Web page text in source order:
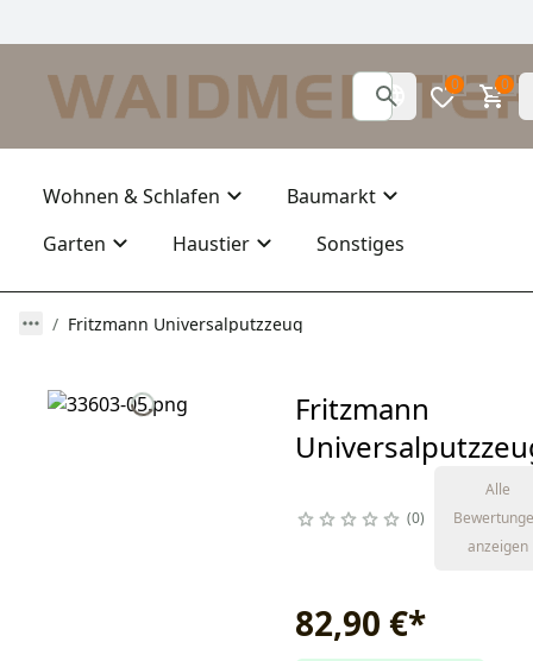
0 0
Wohnen & Schlafen
Baumarkt
Garten
Haustier Sonstiges
Fritzmann Universalputzzeug
Fritzmann
0
Alle
anzeigen
82,90 €*